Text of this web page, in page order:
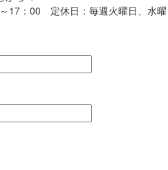
17：00 定休日：毎週火曜日、水曜